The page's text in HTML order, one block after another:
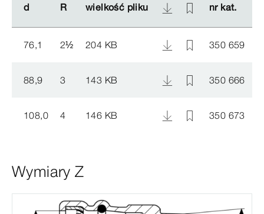
d R wielkość pliku nr kat.
d R wielkość pliku nr kat.
76,1 2½ 204 KB 350 659
88,9 3 143 KB 350 666
108,0 4 146 KB 350 673
Wymiary Z